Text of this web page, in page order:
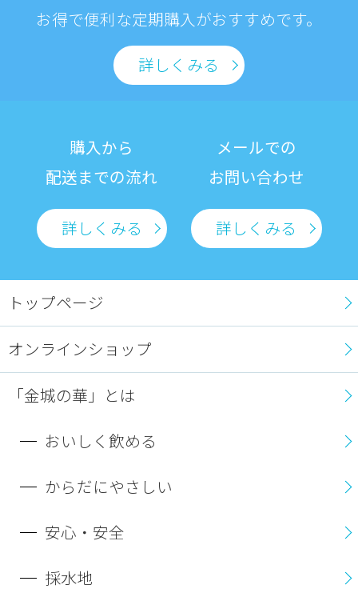
お得で便利な定期購入がおすすめです。
詳しくみる
購入から
配送までの流れ
詳しくみる
メールでの
お問い合わせ
詳しくみる
トップページ
オンラインショップ
「金城の華」とは
おいしく飲める
からだにやさしい
安心・安全
採水地